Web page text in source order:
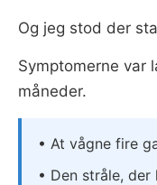
Og jeg stod der
Symptomerne var
måneder.
• At vågne fire
• Den stråle,